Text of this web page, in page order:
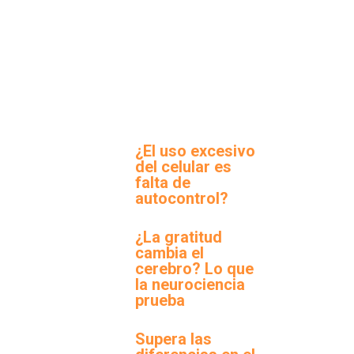
¿El uso excesivo
del celular es
falta de
autocontrol?
¿La gratitud
cambia el
cerebro? Lo que
la neurociencia
prueba
Supera las